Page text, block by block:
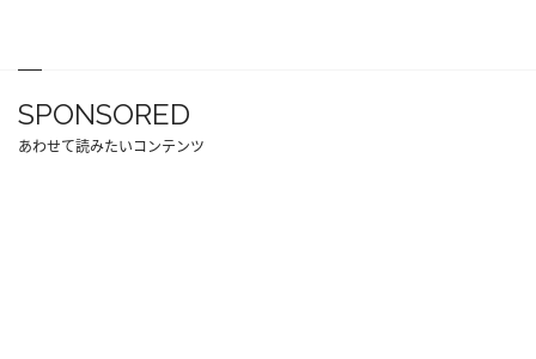
SPONSORED
あわせて読みたいコンテンツ